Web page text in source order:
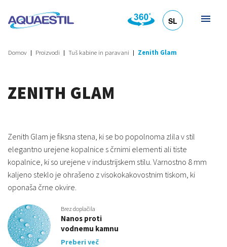
SL
Domov Proizvodi Tuš kabine in paravani Zenith Glam
ZENITH GLAM
Zenith Glam je fiksna stena, ki se bo popolnoma zlila v stil
elegantno urejene kopalnice s črnimi elementi ali tiste
kopalnice, ki so urejene v industrijskem stilu. Varnostno 8 mm
kaljeno steklo je ohrašeno z visokokakovostnim tiskom, ki
oponaša črne okvire.
Brez doplačila
Nanos proti
vodnemu kamnu
Preberi več